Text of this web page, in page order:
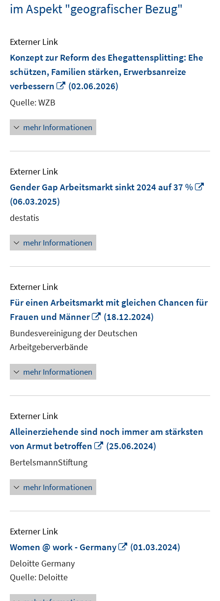
im Aspekt "geografischer Bezug"
Externer Link
Konzept zur Reform des Ehegattensplitting: Ehe
schützen, Familien stärken, Erwerbsanreize
verbessern
In
öffnen
(02.06.2026)
Quelle: WZB
mehr Informationen
Externer Link
Gender Gap Arbeitsmarkt sinkt 2024 auf 37 %
(06.03.2025)
destatis
mehr Informationen
Externer Link
Für einen Arbeitsmarkt mit gleichen Chancen für
Frauen und Männer
In
neuem
Fenster
(18.12.2024)
Bundesvereinigung der Deutschen
Arbeitgeberverbände
mehr Informationen
Externer Link
Alleinerziehende sind noch immer am stärksten
von Armut betroffen
In
(25.06.2024)
BertelsmannStiftung
mehr Informationen
Externer Link
Women @ work - Germany
In
(01.03.2024)
Deloitte Germany
Quelle: Deloitte